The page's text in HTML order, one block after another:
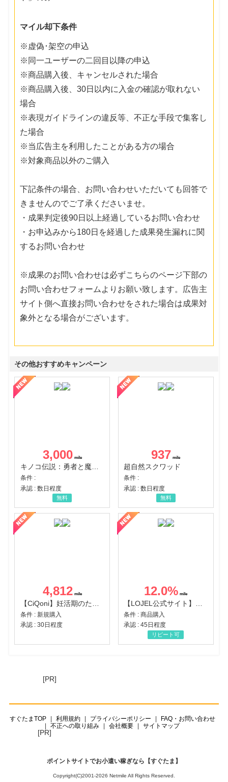
マイル却下条件
※虚偽･架空の申込
※同一ユーザーの二回目以降の申込
※商品購入後、キャンセルされた場合
※商品購入後、30日以内に入金の確認が取れない
場合
※表現ガイドラインの違反等、不正な手段で集客し
た場合
※当広告主を利用したことがある方の場合
※対象商品以外のご購入
下記条件の場合、お問い合わせいただいても回答で
きませんのでご了承くださいませ。
・成果判定後90日以上経過しているお問い合わせ
・お申込みから180日を経過した成果発生漏れに関
するお問い合わせ
※成果のお問い合わせは必ずこちらのページ下部の
お問い合わせフォームよりお願い致します。広告主
サイト側へ直接お問い合わせをされた場合は成果対
象外となる場合がございます。
その他おすすめキャンペーン
3,000
キノコ伝説：勇者と魔法のランプ
条件 :
承認 : 数日程度
無料
937
超自然スクワッド
条件 :
承認 : 数日程度
無料
4,812
条件 : 新規購入
承認 : 30日程度
12.0%
条件 : 商品購入
承認 : 45日程度
リピート可
[PR]
すぐたまTOP 利用規約 プライバシーポリシー
FAQ・お問い合わせ
不正への取り組み
会社概要 サイトマップ
[PR]
ポイントサイトでお小遣い稼ぎなら【すぐたま】
Copyright(C)2001-2026 Netmile All Rights Reserved.